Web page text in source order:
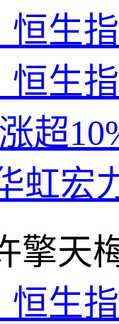
生
生
超
虹宏
擎天
生